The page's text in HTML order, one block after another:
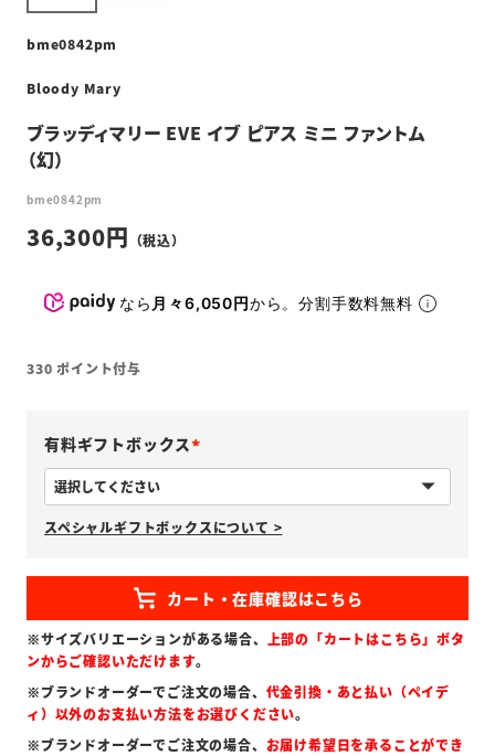
bme0842pm
Bloody Mary
ブラッディマリー EVE イブ ピアス ミニ ファントム
（幻）
bme0842pm
36,300
なら 月々6,050円から。分割手数料無料
330 ポイント付与
有料ギフトボックス
必
須
)
スペシャルギフトボックスについて >
※サイズバリエーションがある場合、 上部の「カートはこちら」ボタ
ンからご確認いただけます。
※ブランドオーダーでご注文の場合、 代金引換・あと払い（ペイデ
ィ）以外のお支払い方法をお選びください。
※ブランドオーダーでご注文の場合、 お届け希望日を承ることができ